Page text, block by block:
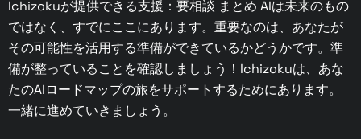
Ichizokuが提供できる支援：要相談 まとめ AIは未来のもの
ではなく、すでにここにあります。重要なのは、あなたが
その可能性を活用する準備ができているかどうかです。準
備が整っていることを確認しましょう！Ichizokuは、あな
たのAIロードマップの旅をサポートするためにあります。
一緒に進めていきましょう。